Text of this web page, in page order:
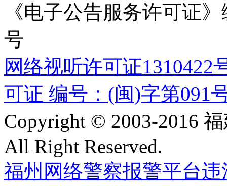
《电子公告服务许可证
号
网络视听许可证1310422
可证 编号：(闽)字第091
Copyright © 2003-2016
All Right Reserved.
福州网络警察报警平台违